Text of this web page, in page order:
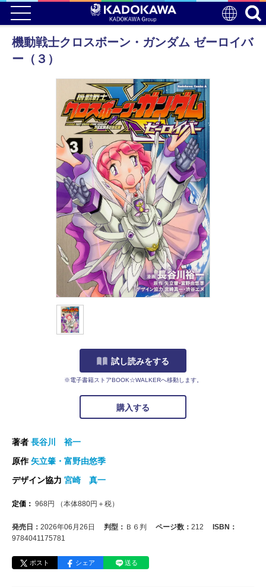
機動戦士クロスボーン・ガンダム ゼーロイバ
ー（３）
試し読みをする
※電子書籍ストアBOOK☆WALKERへ移動します。
購入する
著者 長谷川 裕一
原作矢立肇・富野由悠季
デザイン協力 宮崎 真一
定価： 968円 （本体880円＋税）
発売日： 2026年06月26日 判型： Ｂ６判 ページ数： 212
ISBN：
9784041175781
ポスト シェア 送る